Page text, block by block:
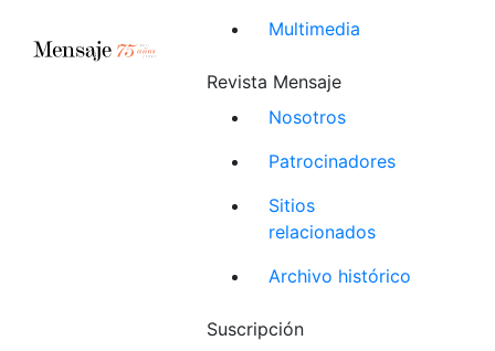
Multimedia
Revista Mensaje
Nosotros
Patrocinadores
Sitios
relacionados
Archivo histórico
Suscripción